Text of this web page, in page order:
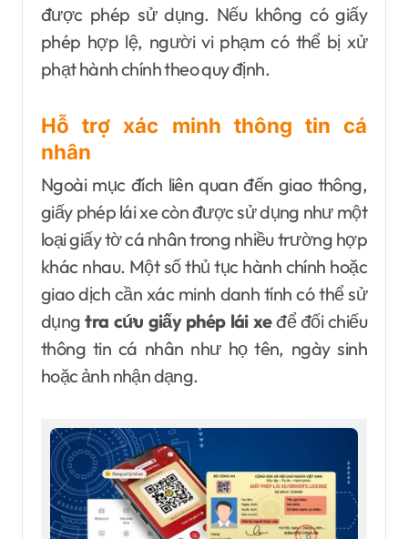
được phép sử dụng. Nếu không có giấy
phép hợp lệ, người vi phạm có thể bị xử
phạt hành chính theo quy định.
Hỗ trợ xác minh thông tin cá
nhân
Ngoài mục đích liên quan đến giao thông,
giấy phép lái xe còn được sử dụng như một
loại giấy tờ cá nhân trong nhiều trường hợp
khác nhau. Một số thủ tục hành chính hoặc
giao dịch cần xác minh danh tính có thể sử
dụngtra cứu giấy phép lái xeđể đối chiếu
thông tin cá nhân như họ tên, ngày sinh
hoặc ảnh nhận dạng.